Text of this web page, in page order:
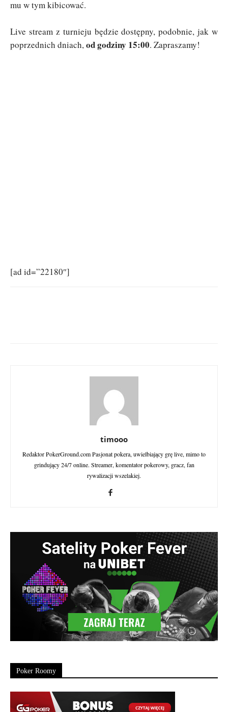
mu w tym kibicować.
Live stream z turnieju będzie dostępny, podobnie, jak w
poprzednich dniach,od godziny 15:00. Zapraszamy!
[ad id=”22180″]
timooo
Redaktor PokerGround.com Pasjonat pokera, uwielbiający grę live, mimo to
grindujący 24/7 online. Streamer, komentator pokerowy, gracz, fan
rywalizacji wszelakiej.
Poker Roomy